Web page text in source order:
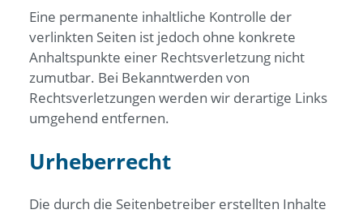
Eine permanente inhaltliche Kontrolle der
verlinkten Seiten ist jedoch ohne konkrete
Anhaltspunkte einer Rechtsverletzung nicht
zumutbar. Bei Bekanntwerden von
Rechtsverletzungen werden wir derartige Links
umgehend entfernen.
Urheberrecht
Die durch die Seitenbetreiber erstellten Inhalte